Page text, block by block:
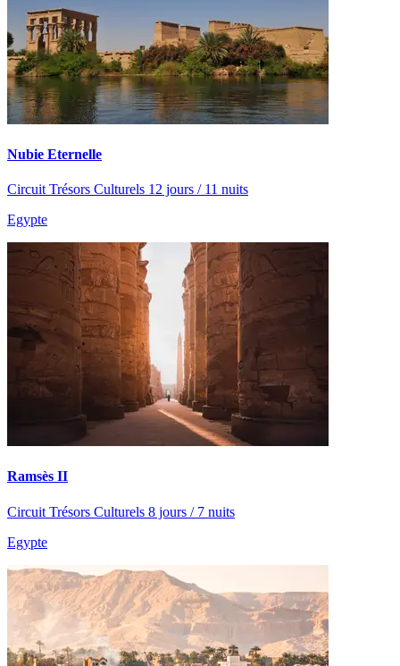
Nubie Eternelle
Circuit Trésors Culturels 12 jours / 11 nuits
Egypte
Ramsès II
Circuit Trésors Culturels 8 jours / 7 nuits
Egypte